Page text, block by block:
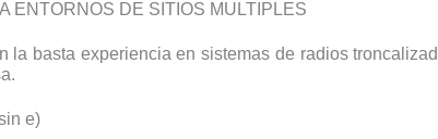
ENTORNOS DE SITIOS MULTIPLES
la basta experiencia en sistemas de radios
e)